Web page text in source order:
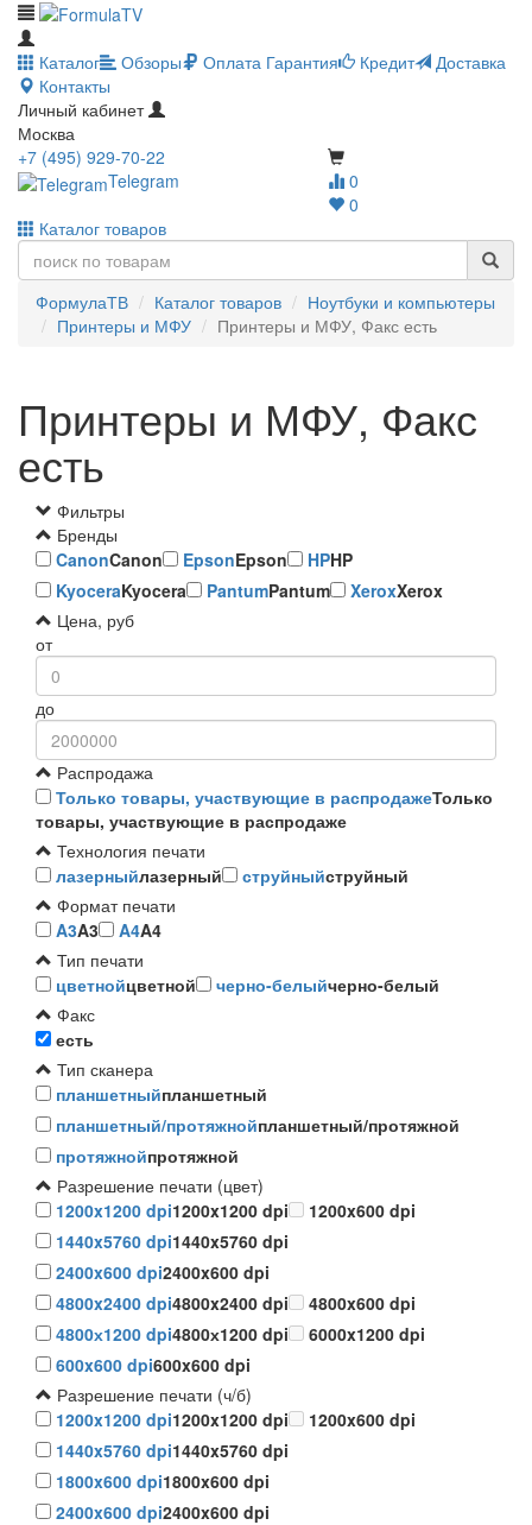
Каталог Обзоры Оплата Гарантия Кредит
Доставка
Контакты
Личный кабинет
Москва
0
0
+7 (495) 929-70-22
Telegram
Каталог товаров
ФормулаТВ Каталог товаров
Ноутбуки и компьютеры
Принтеры и МФУ
Принтеры и МФУ, Факс есть
Принтеры и МФУ, Факс
есть
Фильтры
Бренды
CanonCanon EpsonEpson HPHP
KyoceraKyocera PantumPantum XeroxXerox
Цена, руб
от
до
Распродажа
Только товары, участвующие в распродажеТолько
товары, участвующие в распродаже
Технология печати
лазерныйлазерный струйныйструйный
Формат печати
A3A3 A4A4
Тип печати
цветнойцветной черно-белыйчерно-белый
Факс
есть
Тип сканера
планшетныйпланшетный
планшетный/протяжнойпланшетный/протяжной
протяжнойпротяжной
Разрешение печати (цвет)
1200x1200 dpi1200x1200 dpi
1200x600 dpi
1440x5760 dpi1440x5760 dpi
2400x600 dpi2400x600 dpi
4800x2400 dpi4800x2400 dpi
4800x600 dpi
4800х1200 dpi4800х1200 dpi
6000x1200 dpi
600x600 dpi600x600 dpi
Разрешение печати (ч/б)
1200x1200 dpi1200x1200 dpi
1200x600 dpi
1440x5760 dpi1440x5760 dpi
1800x600 dpi1800x600 dpi
2400x600 dpi2400x600 dpi